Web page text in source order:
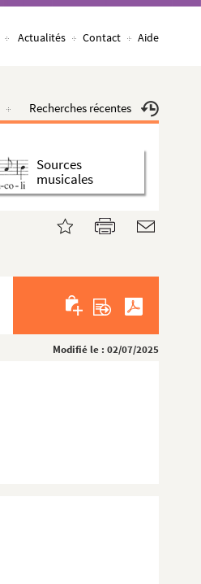
Actualités Contact Aide
Recherches récentes
Sources
musicales
Modifié le : 02/07/2025